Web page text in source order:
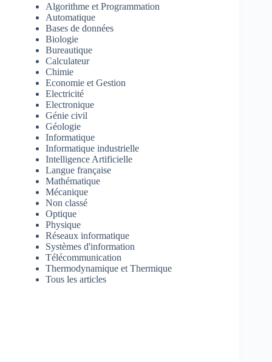
Algorithme et Programmation
Automatique
Bases de données
Biologie
Bureautique
Calculateur
Chimie
Economie et Gestion
Electricité
Electronique
Génie civil
Géologie
Informatique
Informatique industrielle
Intelligence Artificielle
Langue française
Mathématique
Mécanique
Non classé
Optique
Physique
Réseaux informatique
Systèmes d'information
Télécommunication
Thermodynamique et Thermique
Tous les articles